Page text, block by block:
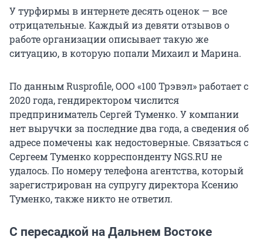
У турфирмы в интернете десять оценок — все
отрицательные. Каждый из девяти отзывов о
работе организации описывает такую же
ситуацию, в которую попали Михаил и Марина.
По данным Rusprofile, ООО «100 Трэвэл» работает с
2020 года, гендиректором числится
предприниматель Сергей Туменко. У компании
нет выручки за последние два года, а сведения об
адресе помечены как недостоверные. Связаться с
Сергеем Туменко корреспонденту NGS.RU не
удалось. По номеру телефона агентства, который
зарегистрирован на супругу директора Ксению
Туменко, также никто не ответил.
С пересадкой на Дальнем Востоке